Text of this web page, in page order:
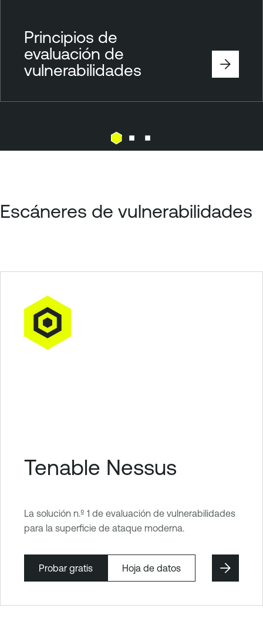
Principios de
evaluación de
vulnerabilidades
Escáneres de vulnerabilidades
Tenable Nessus
La solución n.º 1 de evaluación de vulnerabilidades
para la superficie de ataque moderna.
Probar gratis Hoja de datos